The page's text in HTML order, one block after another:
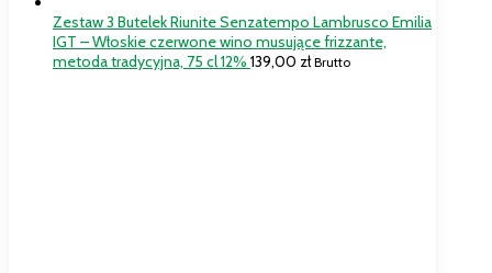
Zestaw 3 Butelek Riunite Senzatempo Lambrusco Emilia
IGT – Włoskie czerwone wino musujące frizzante,
metoda tradycyjna, 75 cl 12% 139,00 zł Brutto